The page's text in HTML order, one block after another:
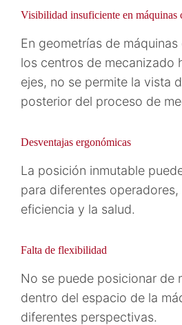
Visibilidad insuficiente en máquinas
En geometrías de
los centros de mecanizado
ejes, no se permite la vista
posterior del proceso de
Desventajas ergonómicas
La posición inmutable
para diferentes
eficiencia y la salud.
Falta de flexibilidad
No se puede posicionar de
dentro del espacio de la
diferentes perspectivas.